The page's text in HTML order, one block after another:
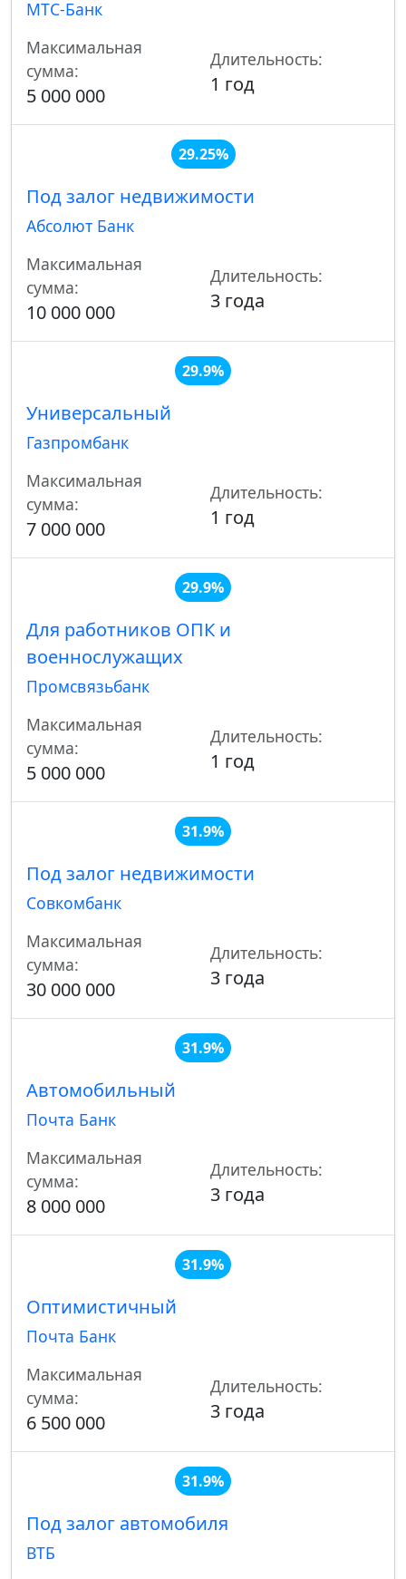
МТС-Банк
Максимальная
сумма:
5 000 000
Длительность:
1 год
29.25%
Под залог недвижимости
Абсолют Банк
Максимальная
сумма:
10 000 000
Длительность:
3 года
29.9%
Универсальный
Газпромбанк
Максимальная
сумма:
7 000 000
Длительность:
1 год
29.9%
Для работников ОПК и
военнослужащих
Промсвязьбанк
Максимальная
сумма:
5 000 000
Длительность:
1 год
31.9%
Под залог недвижимости
Совкомбанк
Максимальная
сумма:
30 000 000
Длительность:
3 года
31.9%
Автомобильный
Почта Банк
Максимальная
сумма:
8 000 000
Длительность:
3 года
31.9%
Оптимистичный
Почта Банк
Максимальная
сумма:
6 500 000
Длительность:
3 года
31.9%
Под залог автомобиля
ВТБ